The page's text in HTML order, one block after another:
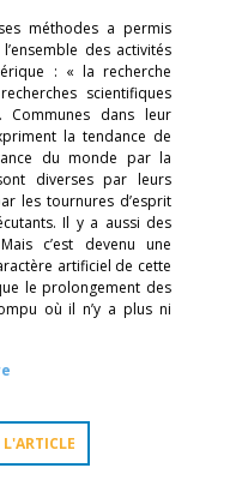
méthodes a permis
des activités
: « la recherche
scientifiques
Communes dans leur
la tendance de
du monde par la
diverses par leurs
les tournures d’esprit
Il y a aussi des
c’est devenu une
artificiel de cette
le prolongement des
où il n’y a plus ni
L'ARTICLE